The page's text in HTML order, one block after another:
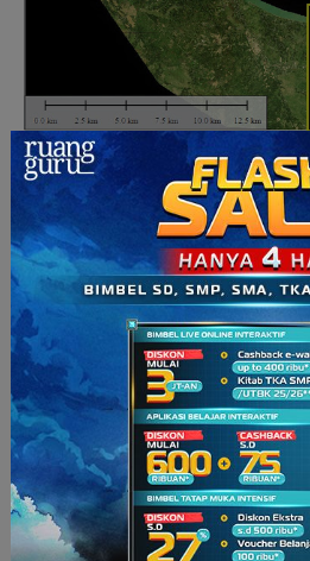
Perencanaan pembangunan
(Sumber:
Ada yang masih kurang
tentang penginderaan jauh lebih
Tonton sekarang video